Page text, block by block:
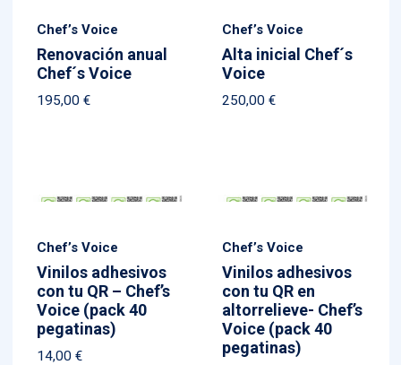
Chef’s Voice
Renovación anual
Chef´s Voice
195,00€
Chef’s Voice
Alta inicial Chef´s
Voice
250,00 €
Chef’s Voice
Vinilos adhesivos
con tu QR – Chef’s
Voice (pack 40
pegatinas)
14,00€
Chef’s Voice
Vinilos adhesivos
con tu QR en
altorrelieve- Chef’s
Voice (pack 40
pegatinas)